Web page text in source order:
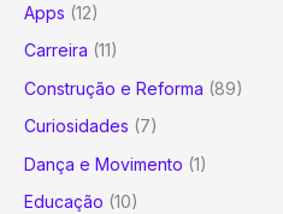
Apps (12)
Carreira (11)
Construção e Reforma (89)
Curiosidades (7)
Dança e Movimento (1)
Educação (10)